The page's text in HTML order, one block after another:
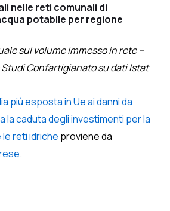
nelle reti comunali di
potabile per regione
sul volume immesso in rete –
Confartigianato su dati Istat
più esposta in Ue ai danni da
la caduta degli investimenti per la
reti idriche proviene da
.